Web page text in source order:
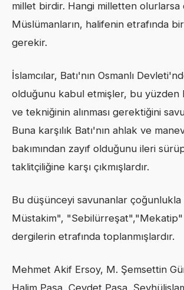
millet birdir. Hangi milletten
Müslümanların, halifenin etrafında
gerekir.
İslamcılar, Batı'nın Osmanlı
olduğunu kabul etmişler, bu yüzden
ve tekniğinin alınması gerektiğini
Buna karşılık Batı'nın ahlak ve
bakımından zayıf olduğunu ileri
taklitçiliğine karşı çıkmışlardır.
Bu düşünceyi savunanlar çoğunlukla
Müstakim",
dergilerin etrafında toplanmışlardır.
Mehmet Akif Ersoy, M. Şemsettin